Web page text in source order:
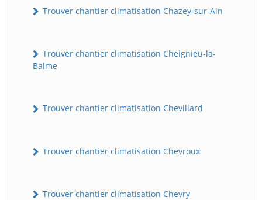
Trouver chantier climatisation Chazey-sur-Ain
Trouver chantier climatisation Cheignieu-la-
Balme
Trouver chantier climatisation Chevillard
Trouver chantier climatisation Chevroux
Trouver chantier climatisation Chevry